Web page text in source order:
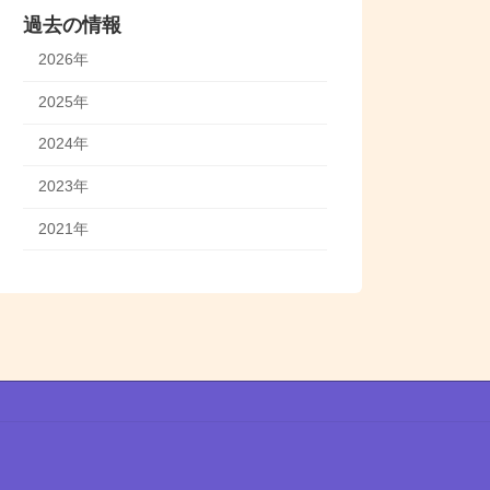
過去の情報
2026年
2025年
2024年
2023年
2021年